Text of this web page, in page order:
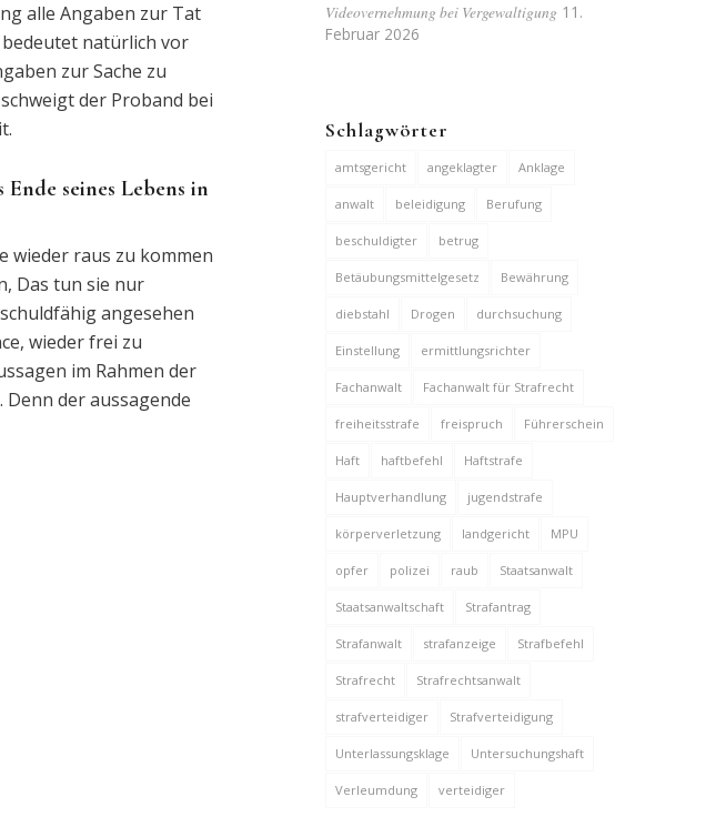
alle Angaben zur Tat
natürlich vor
zur Sache zu
der Proband bei
seines Lebens in
wieder raus zu kommen
Das tun sie nur
angesehen
wieder frei zu
im Rahmen der
der aussagende
Videovernehmung bei Vergewaltigung 11.
Februar 2026
Schlagwörter
amtsgericht angeklagter Anklage
anwalt beleidigung Berufung
beschuldigter betrug
Betäubungsmittelgesetz Bewährung
diebstahl Drogen durchsuchung
Einstellung ermittlungsrichter
Fachanwalt Fachanwalt für Strafrecht
freiheitsstrafe freispruch Führerschein
Haft haftbefehl Haftstrafe
Hauptverhandlung jugendstrafe
körperverletzung landgericht MPU
opfer polizei raub Staatsanwalt
Staatsanwaltschaft Strafantrag
Strafanwalt strafanzeige Strafbefehl
Strafrecht Strafrechtsanwalt
strafverteidiger Strafverteidigung
Unterlassungsklage Untersuchungshaft
Verleumdung verteidiger